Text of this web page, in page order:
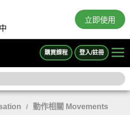
立即使用
購買課程 登入/註冊
/ 動作相關 Movements